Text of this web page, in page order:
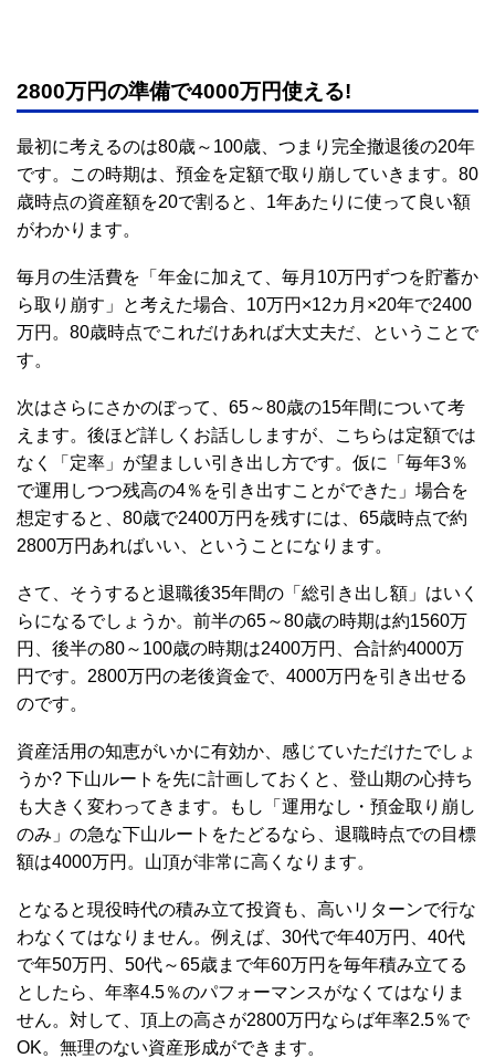
2800万円の準備で4000万円使える!
最初に考えるのは80歳～100歳、つまり完全撤退後の20年
です。この時期は、預金を定額で取り崩していきます。80
歳時点の資産額を20で割ると、1年あたりに使って良い額
がわかります。
毎月の生活費を「年金に加えて、毎月10万円ずつを貯蓄か
ら取り崩す」と考えた場合、10万円×12カ月×20年で2400
万円。80歳時点でこれだけあれば大丈夫だ、ということで
す。
次はさらにさかのぼって、65～80歳の15年間について考
えます。後ほど詳しくお話ししますが、こちらは定額では
なく「定率」が望ましい引き出し方です。仮に「毎年3％
で運用しつつ残高の4％を引き出すことができた」場合を
想定すると、80歳で2400万円を残すには、65歳時点で約
2800万円あればいい、ということになります。
さて、そうすると退職後35年間の「総引き出し額」はいく
らになるでしょうか。前半の65～80歳の時期は約1560万
円、後半の80～100歳の時期は2400万円、合計約4000万
円です。2800万円の老後資金で、4000万円を引き出せる
のです。
資産活用の知恵がいかに有効か、感じていただけたでしょ
うか? 下山ルートを先に計画しておくと、登山期の心持ち
も大きく変わってきます。もし「運用なし・預金取り崩し
のみ」の急な下山ルートをたどるなら、退職時点での目標
額は4000万円。山頂が非常に高くなります。
となると現役時代の積み立て投資も、高いリターンで行な
わなくてはなりません。例えば、30代で年40万円、40代
で年50万円、50代～65歳まで年60万円を毎年積み立てる
としたら、年率4.5％のパフォーマンスがなくてはなりま
せん。対して、頂上の高さが2800万円ならば年率2.5％で
OK。無理のない資産形成ができます。